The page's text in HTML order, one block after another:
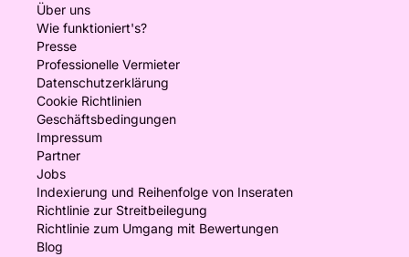
Über uns
Wie funktioniert's?
Presse
Professionelle Vermieter
Datenschutzerklärung
Cookie Richtlinien
Geschäftsbedingungen
Impressum
Partner
Jobs
Indexierung und Reihenfolge von Inseraten
Richtlinie zur Streitbeilegung
Richtlinie zum Umgang mit Bewertungen
Blog